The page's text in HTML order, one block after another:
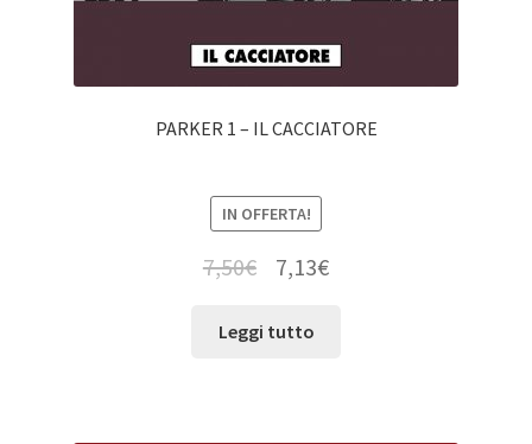
PARKER 1 – IL CACCIATORE
IN OFFERTA!
7,50€ 7,13€
Leggi tutto